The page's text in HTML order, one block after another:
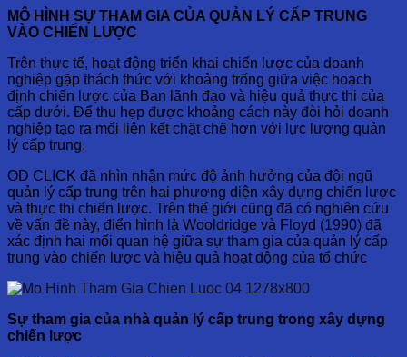
MÔ HÌNH SỰ THAM GIA CỦA QUẢN LÝ CẤP TRUNG
VÀO CHIẾN LƯỢC
Trên thực tế, hoạt động triển khai chiến lược của doanh
nghiệp gặp thách thức với khoảng trống giữa việc hoạch
định chiến lược của Ban lãnh đạo và hiệu quả thực thi của
cấp dưới. Để thu hẹp được khoảng cách này đòi hỏi doanh
nghiệp tạo ra mối liên kết chặt chẽ hơn với lực lượng quản
lý cấp trung.
OD CLICK đã nhìn nhận mức độ ảnh hưởng của đội ngũ
quản lý cấp trung trên hai phương diện xây dựng chiến lược
và thực thi chiến lược. Trên thế giới cũng đã có nghiên cứu
về vấn đề này, điển hình là Wooldridge và Floyd (1990) đã
xác định hai mối quan hệ giữa sự tham gia của quản lý cấp
trung vào chiến lược và hiệu quả hoạt động của tổ chức
Sự tham gia của nhà quản lý cấp trung trong xây dựng
chiến lược